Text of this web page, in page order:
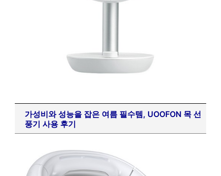
가성비와 성능을 잡은 여름 필수템, UOOFON 목 선
풍기 사용 후기